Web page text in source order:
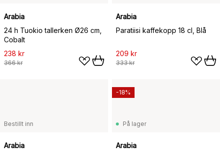
Arabia
24 h Tuokio tallerken Ø26 cm,
Cobalt
238 kr
366 kr
Arabia
Paratiisi kaffekopp 18 cl, Blå
209 kr
333 kr
Bestillt inn
Arabia
På lager
Arabia
-18%